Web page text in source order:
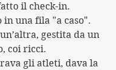
il check-in.
in una fila "a caso".
gestita da un
coi ricci.
gli atleti, dava la